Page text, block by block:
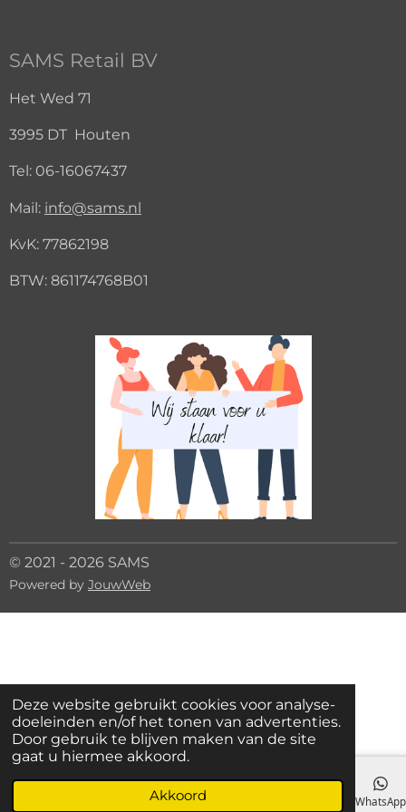
Deze website gebruikt cookies voor analyse-
doeleinden en/of het tonen van advertenties.
Door gebruik te blijven maken van de site
gaat u hiermee akkoord.
Akkoord
SAMS Retail BV
Het Wed 71
3995 DT Houten
Tel: 06-16067437
Mail: info@sams.nl
KvK: 77862198
BTW: 861174768B01
© 2021 - 2026 SAMS
Powered by JouwWeb
Telefoonnummer WhatsApp